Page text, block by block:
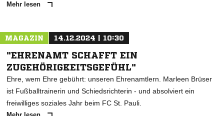
Mehr lesen
MAGAZIN 14.12.2024 | 10:30
"EHRENAMT SCHAFFT EIN
ZUGEHÖRIGKEITSGEFÜHL"
Ehre, wem Ehre gebührt: unseren Ehrenamtlern. Marleen Brüser
ist Fußballtrainerin und Schiedsrichterin - und absolviert ein
freiwilliges soziales Jahr beim FC St. Pauli.